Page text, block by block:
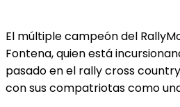
El múltiple campeón del
Fontena, quien está
pasado en el rally cross
con sus compatriotas como